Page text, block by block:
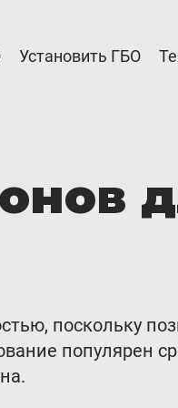
Установить ГБО
Интернет-магазин
поскольку
популярен